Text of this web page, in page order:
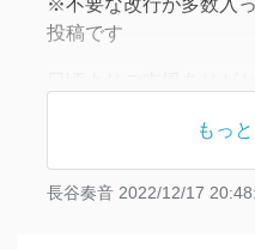
投稿です
11月21日（月）19:00-
WOMEN: WOVEN後援
報告します。
もっ
長谷奏音 2022/12/17